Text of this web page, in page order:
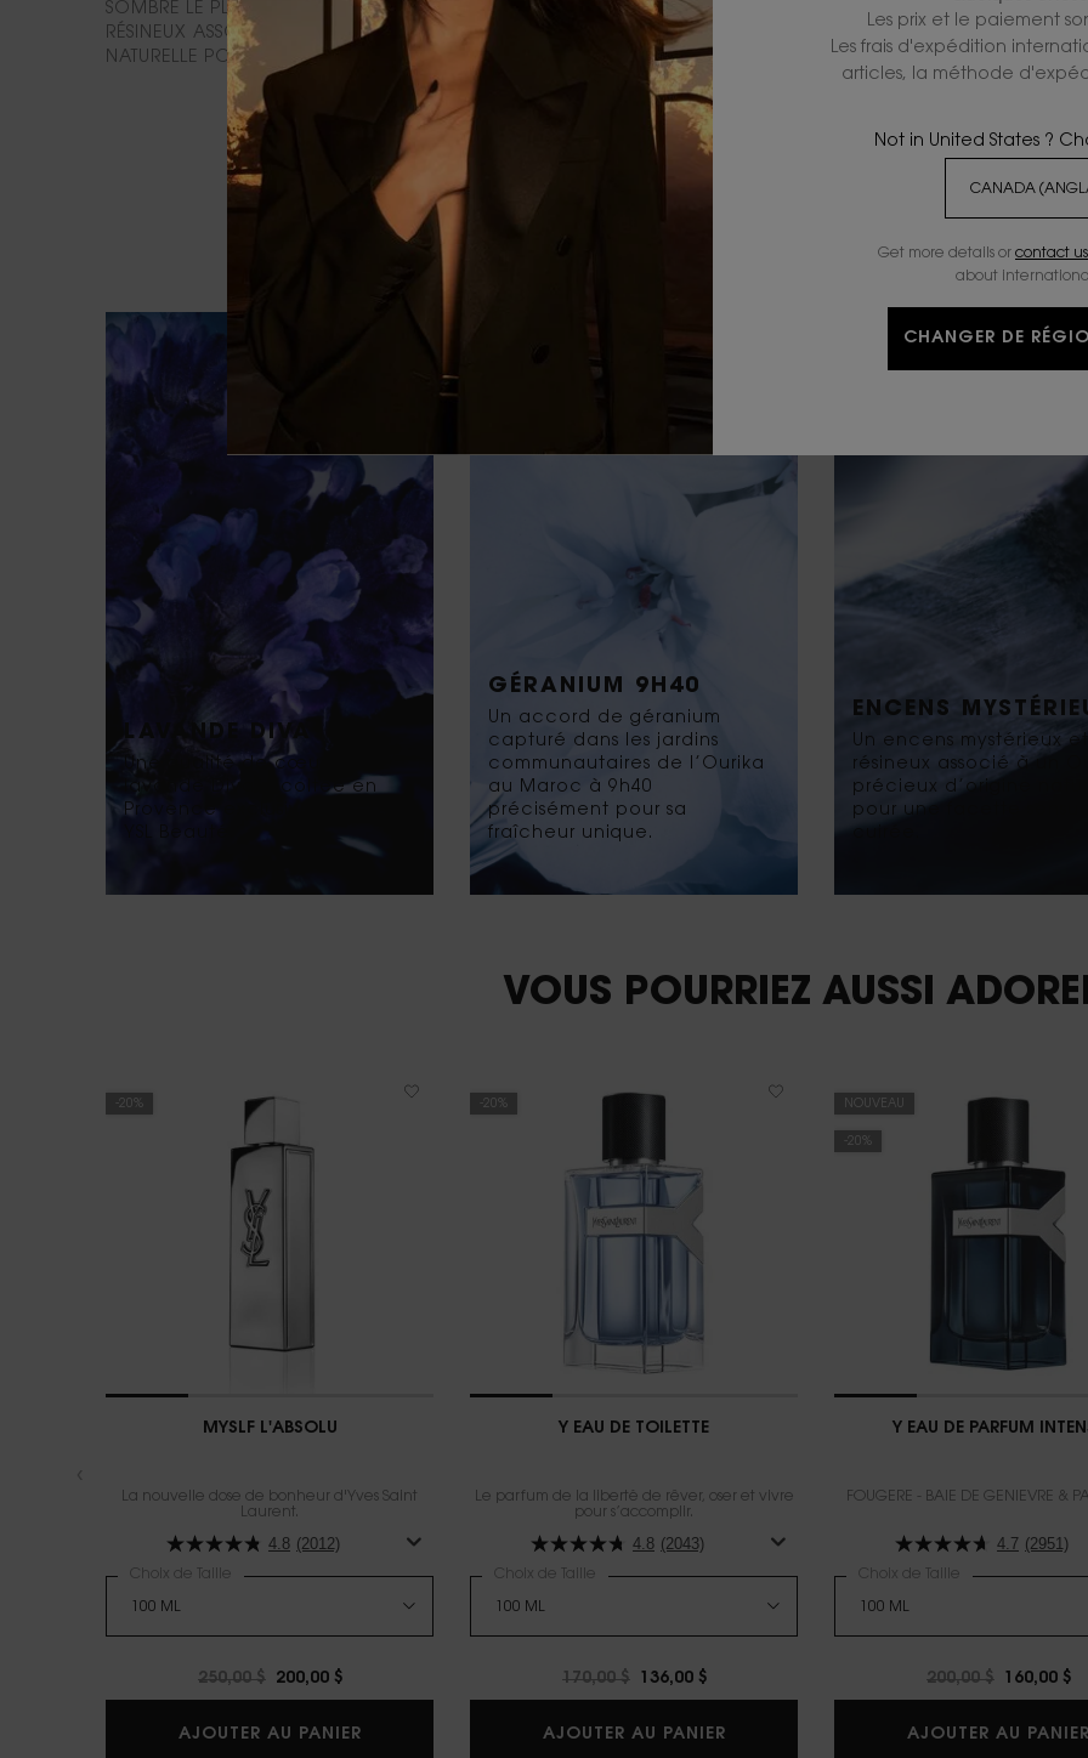
SOMBRE LE PLUS SOMPTUEUX : UN ENCENS MYSTÉRIEUX ET
RÉSINEUX ASSOCIÉ À UN OUD PRÉCIEUX D'ORIGINE
NATURELLE POUR UNE FACETTE SENSUELLE ET CUIRÉE.
LAVANDE DIVA
Une qualité de cœur de
lavande Diva récoltée en
Provence exclusivement pour
GÉRANIUM 9H40
Un accord de géranium
capturé dans les jardins
communautaires de l’Ourika
au Maroc à 9h40
précisément pour sa
fraîcheur unique.
ENCENS
Un encens mystérieux et
résineux associé à un
précieux d’origine
pour une facette
VOUS POURRIEZ AUSSI
-20%
MYSLF L'ABSOLU
La nouvelle dose de bonheur d'Yves Saint
Laurent.​
4.8 (2012)
Choix de Taille
Old price
250,00 $ New price
200,00 $
AJOUTER AU PANIER
-20%
Y EAU DE TOILETTE
Le parfum de la liberté de rêver, oser et vivre
pour s’accomplir.
4.8 (2043)
Choix de Taille
Old price
170,00 $ New price
136,00 $
AJOUTER AU PANIER
NOUVEAU
-20%
Y EAU DE PARFUM
FOUGÈRE - BAIE DE GENIEVRE &
4.7 (2951)
Choix de Taille
Old price
200,00 $ New price
160,00 $
AJOUTER AU PANIER
Les prix et le paiement
Les frais d'expédition
articles, la méthode
Not in United States ?
Get more details or contact us
about
CHANGER DE